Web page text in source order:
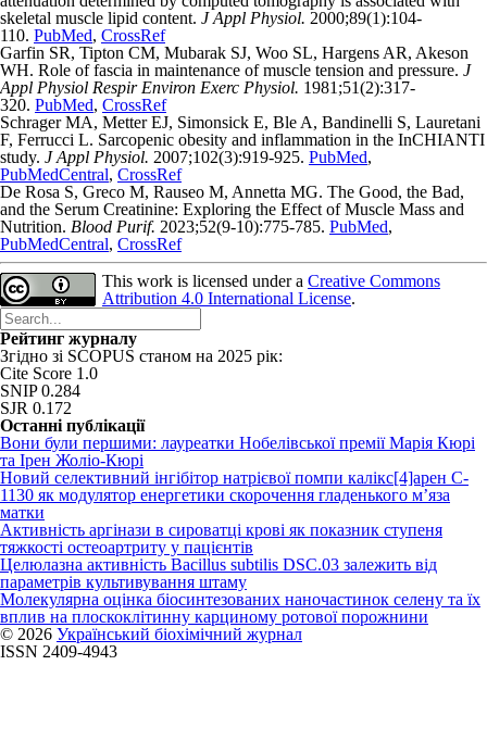
skeletal muscle lipid content. J Appl Physiol. 2000;89(1):104-
110. PubMed, CrossRef
Garfin SR, Tipton CM, Mubarak SJ, Woo SL, Hargens AR, Akeson
WH. Role of fascia in maintenance of muscle tension and pressure. J
Appl Physiol Respir Environ Exerc Physiol. 1981;51(2):317-
320. PubMed, CrossRef
Schrager MA, Metter EJ, Simonsick E, Ble A, Bandinelli S, Lauretani
F, Ferrucci L. Sarcopenic obesity and inflammation in the InCHIANTI
study. J Appl Physiol. 2007;102(3):919-925. PubMed,
PubMedCentral, CrossRef
De Rosa S, Greco M, Rauseo M, Annetta MG. The Good, the Bad,
and the Serum Creatinine: Exploring the Effect of Muscle Mass and
Nutrition. Blood Purif. 2023;52(9-10):775-785. PubMed,
PubMedCentral, CrossRef
This work is licensed under a Creative Commons
Attribution 4.0 International License.
Рейтинг журналу
Згідно зі SCOPUS станом на 2025 рік:
Cite Score 1.0
SNIP 0.284
SJR 0.172
Останні публікації
Вони були першими: лауреатки Нобелівської премії Марія Кюрі
та Ірен Жоліо-Кюрі
Новий cелективний інгібітор натрієвої помпи калікс[4]арен C-
1130 як модулятор енергетики скорочення гладенького м’яза
матки
Активність аргінази в сироватці крові як показник ступеня
тяжкості остеоартриту у пацієнтів
Целюлазна активність Bacillus subtilis DSC.03 залежить від
параметрів культивування штаму
Молекулярна оцінка біосинтезованих наночастинок селену та їх
вплив на плоскоклітинну карциному ротової порожнини
© 2026 Український біохімічний журнал
ISSN 2409-4943